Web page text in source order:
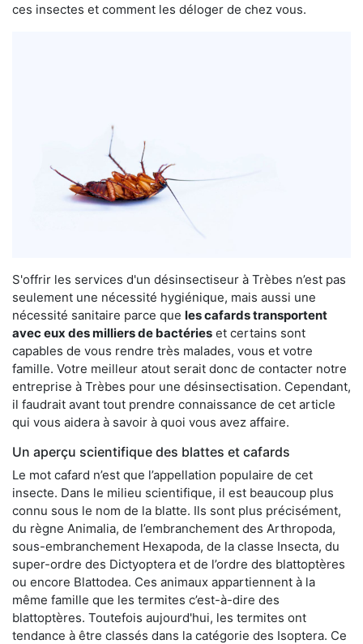
ces insectes et comment les déloger de chez vous.
S'offrir les services d'un désinsectiseur à Trèbes n’est pas
seulement une nécessité hygiénique, mais aussi une
nécessité sanitaire parce que les cafards transportent
avec eux des milliers de bactéries et certains sont
capables de vous rendre très malades, vous et votre
famille. Votre meilleur atout serait donc de contacter notre
entreprise à Trèbes pour une désinsectisation. Cependant,
il faudrait avant tout prendre connaissance de cet article
qui vous aidera à savoir à quoi vous avez affaire.
Un aperçu scientifique des blattes et cafards
Le mot cafard n’est que l’appellation populaire de cet
insecte. Dans le milieu scientifique, il est beaucoup plus
connu sous le nom de la blatte. Ils sont plus précisément,
du règne Animalia, de l’embranchement des Arthropoda,
sous-embranchement Hexapoda, de la classe Insecta, du
super-ordre des Dictyoptera et de l’ordre des blattoptères
ou encore Blattodea. Ces animaux appartiennent à la
même famille que les termites c’est-à-dire des
blattoptères. Toutefois aujourd'hui, les termites ont
tendance à être classés dans la catégorie des Isoptera. Ce